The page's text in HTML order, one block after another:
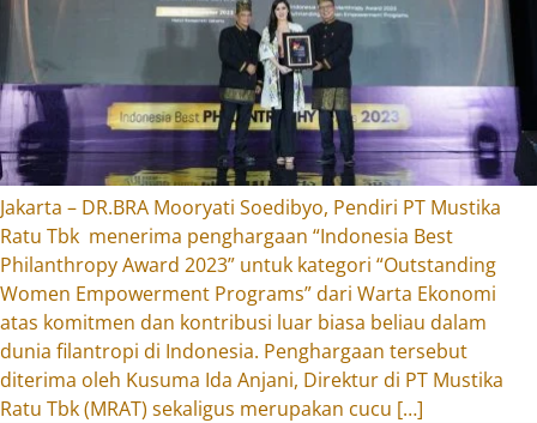
Jakarta – DR.BRA Mooryati Soedibyo, Pendiri PT Mustika
Ratu Tbk menerima penghargaan “Indonesia Best
Philanthropy Award 2023” untuk kategori “Outstanding
Women Empowerment Programs” dari Warta Ekonomi
atas komitmen dan kontribusi luar biasa beliau dalam
dunia filantropi di Indonesia. Penghargaan tersebut
diterima oleh Kusuma Ida Anjani, Direktur di PT Mustika
Ratu Tbk (MRAT) sekaligus merupakan cucu […]